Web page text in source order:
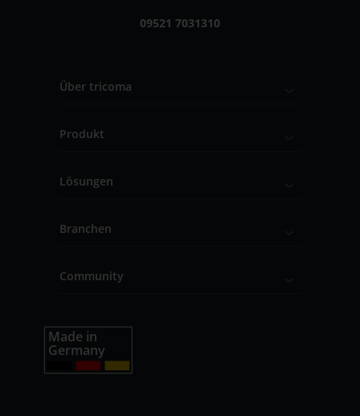
09521 7031310
Über tricoma
Produkt
Lösungen
Branchen
Community